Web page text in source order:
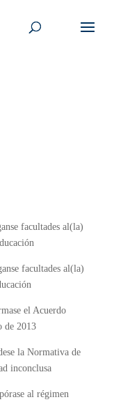
facultades al(la)
facultades al(la)
el Acuerdo
de 2013
la Normativa de
inconclusa
al régimen